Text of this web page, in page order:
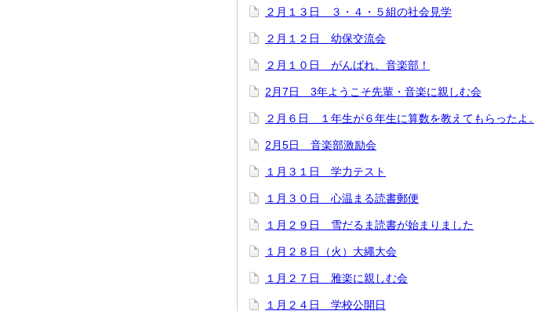
２月１３日 ３・４・５組の社会見学
２月１２日 幼保交流会
２月１０日 がんばれ、音楽部！
2月7日 3年ようこそ先輩・音楽に親しむ会
２月６日 １年生が６年生に算数を教えてもらったよ。
2月5日 音楽部激励会
１月３１日 学力テスト
１月３０日 心温まる読書郵便
１月２９日 雪だるま読書が始まりました
１月２８日（火）大繩大会
１月２７日 雅楽に親しむ会
１月２４日 学校公開日